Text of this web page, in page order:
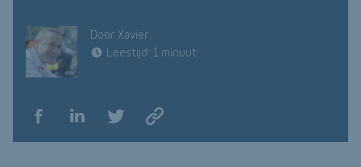
Door Xavier
Leestijd: 1 minuut